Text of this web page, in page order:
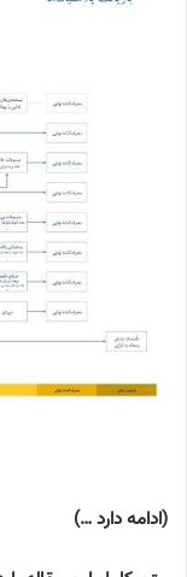
(ادامه دارد …)